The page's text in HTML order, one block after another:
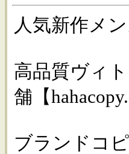
人気新作メ
高品質ヴィ
舗【
ブランドコピ